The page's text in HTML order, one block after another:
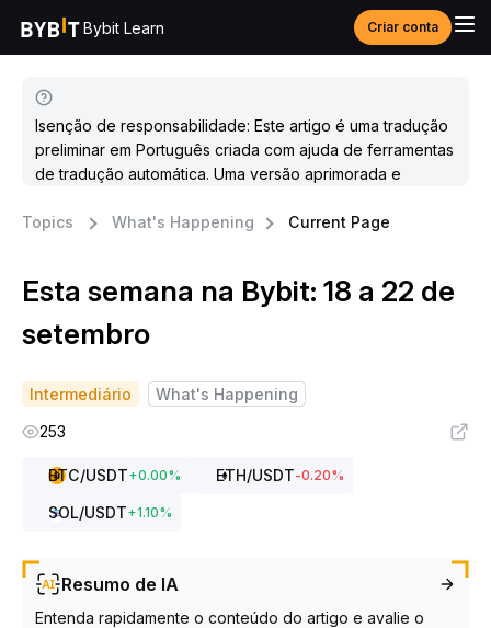
Bybit Learn Criar conta
Isenção de responsabilidade: Este artigo é uma tradução
preliminar em Português criada com ajuda de ferramentas
de tradução automática. Uma versão aprimorada e
Topics
What's Happening Current Page
Esta semana na Bybit: 18 a 22 de
setembro
Intermediário
What's Happening
253
BTC/USDT+0.00% ETH/USDT-0.20%
SOL/USDT+1.10%
Resumo de IA
Entenda rapidamente o conteúdo do artigo e avalie o